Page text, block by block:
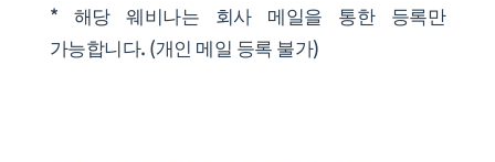
* 해당 웨비나는 회사 메일을 통한 등록만
가능합니다. (개인 메일 등록 불가)